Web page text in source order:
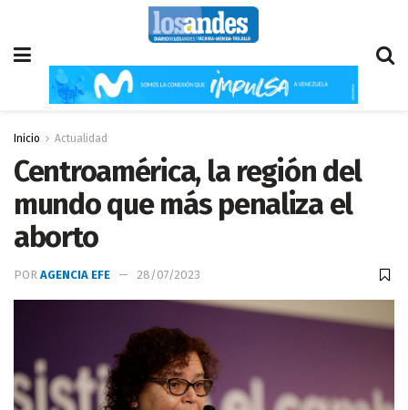
Inicio Actualidad
Centroamérica, la región del
mundo que más penaliza el
aborto
POR AGENCIA EFE 28/07/2023